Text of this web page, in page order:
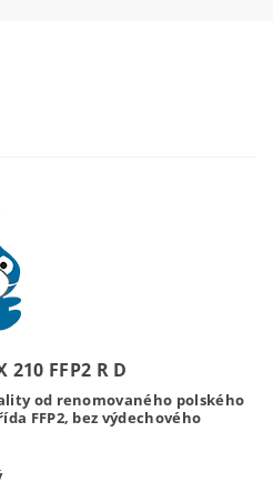
210 FFP2 R D
od renomovaného polského
FFP2, bez výdechového